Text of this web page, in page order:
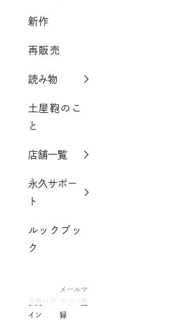
新作
再販売
読み物
土屋鞄のこ
と
店舗一覧
永久サポー
ト
ルックブッ
ク
会員ログ
イン
メールマ
ガジン登
録